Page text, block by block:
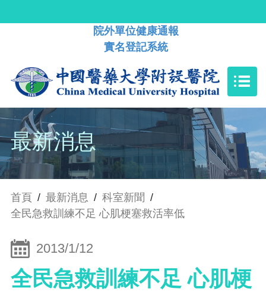
院外單位健康通報
實名登記系統
最新消息
首頁 / 最新消息 / 科室新聞 /
全民急救訓練不足 心肌梗塞救活率低
2013/1/12
全民急救訓練不足 心肌梗